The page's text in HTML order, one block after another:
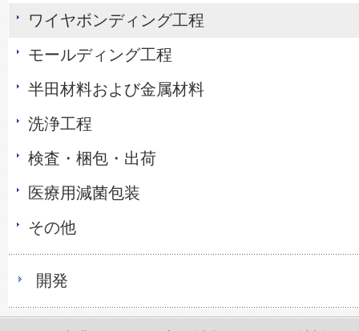
ワイヤボンディング工程
モールディング工程
半田材料および金属材料
洗浄工程
検査・梱包・出荷
医療用減菌包装
その他
開発